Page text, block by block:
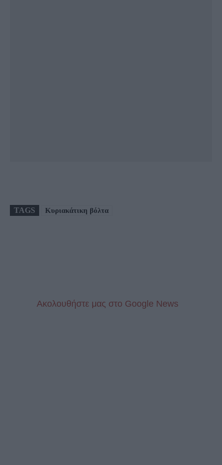
TAGS Κυριακάτικη βόλτα
Aκολουθήστε μας στo Google News